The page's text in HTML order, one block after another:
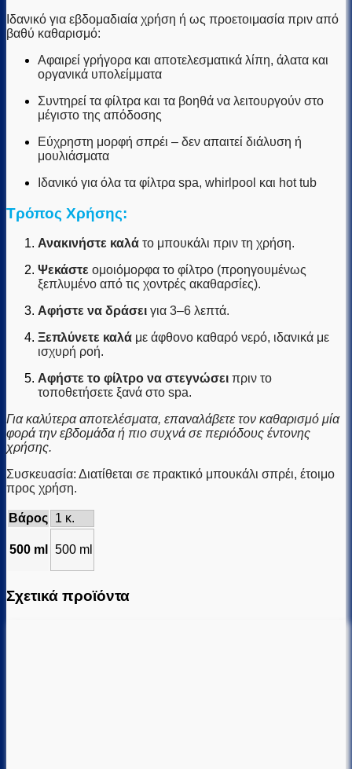
Ιδανικό για εβδομαδιαία χρήση ή ως προετοιμασία πριν από
βαθύ καθαρισμό:
Αφαιρεί γρήγορα και αποτελεσματικά λίπη, άλατα και
οργανικά υπολείμματα
Συντηρεί τα φίλτρα και τα βοηθά να λειτουργούν στο
μέγιστο της απόδοσης
Εύχρηστη μορφή σπρέι – δεν απαιτεί διάλυση ή
μουλιάσματα
Ιδανικό για όλα τα φίλτρα spa, whirlpool και hot tub
Τρόπος Χρήσης:
Ανακινήστε καλά το μπουκάλι πριν τη χρήση.
Ψεκάστε ομοιόμορφα το φίλτρο (προηγουμένως
ξεπλυμένο από τις χοντρές ακαθαρσίες).
Αφήστε να δράσει για 3–6 λεπτά.
Ξεπλύνετε καλά με άφθονο καθαρό νερό, ιδανικά με
ισχυρή ροή.
Αφήστε το φίλτρο να στεγνώσει πριν το
τοποθετήσετε ξανά στο spa.
Για καλύτερα αποτελέσματα, επαναλάβετε τον καθαρισμό μία
φορά την εβδομάδα ή πιο συχνά σε περιόδους έντονης
χρήσης.
Συσκευασία: Διατίθεται σε πρακτικό μπουκάλι σπρέι, έτοιμο
προς χρήση.
Βάρος 1 κ.
500 ml 500 ml
Σχετικά προϊόντα